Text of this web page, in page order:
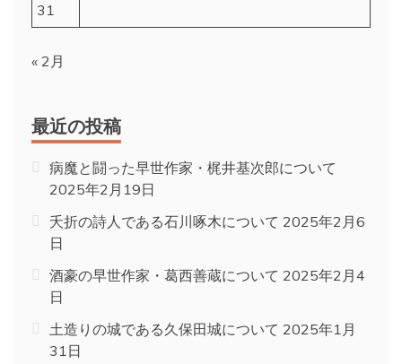
31
« 2月
最近の投稿
病魔と闘った早世作家・梶井基次郎について
2025年2月19日
夭折の詩人である石川啄木について 2025年2月6
日
酒豪の早世作家・葛西善蔵について 2025年2月4
日
土造りの城である久保田城について 2025年1月
31日